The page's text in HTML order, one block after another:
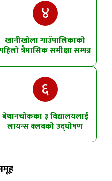
४
खानीखोला गाउँपालिकाको
पहिलो त्रैमासिक समीक्षा सम्पन्न
६
बेथानचोकका ३ विद्यालयलाई
लायन्स क्लबको उद्घोषण